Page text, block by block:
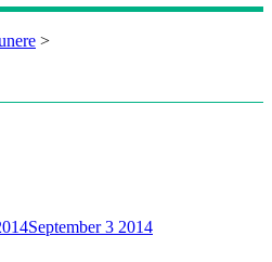
>
September 3 2014